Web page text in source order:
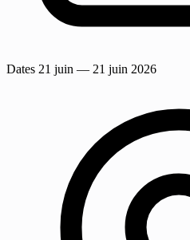
Dates 21 juin — 21 juin 2026